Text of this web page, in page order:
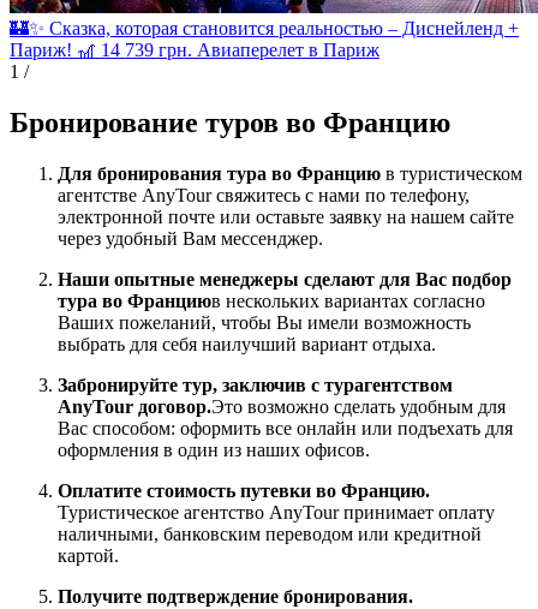
🏰✨ Сказка, которая становится реальностью – Диснейленд +
Париж! 🎢 14 739 грн. Авиаперелет в Париж
1 /
Бронирование туров во Францию
Для бронирования тура во Францию в туристическом
агентстве AnyTour свяжитесь с нами по телефону,
электронной почте или оставьте заявку на нашем сайте
через удобный Вам мессенджер.
Наши опытные менеджеры сделают для Вас подбор
тура во Франциюв нескольких вариантах согласно
Ваших пожеланий, чтобы Вы имели возможность
выбрать для себя наилучший вариант отдыха.
Забронируйте тур, заключив с турагентством
AnyTour договор.Это возможно сделать удобным для
Вас способом: оформить все онлайн или подъехать для
оформления в один из наших офисов.
Оплатите стоимость путевки во Францию.
Туристическое агентство AnyTour принимает оплату
наличными, банковским переводом или кредитной
картой.
Получите подтверждение бронирования.